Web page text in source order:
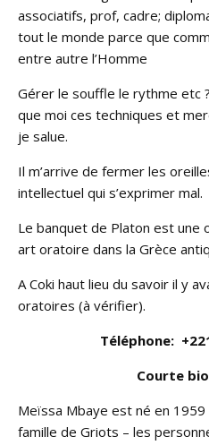
associatifs, prof, cadre;
tout le monde parce que
entre autre l’Homme
Gérer le souffle le rythme etc
que moi ces techniques et
je salue.
Il m’arrive de fermer les
intellectuel qui s’exprimer mal.
Le banquet de Platon est une
art oratoire dans la Grèce
A Coki haut lieu du savoir il y
oratoires (à vérifier).
Téléphone:
Courte
Meïssa Mbaye est né en 1959
famille de Griots – les